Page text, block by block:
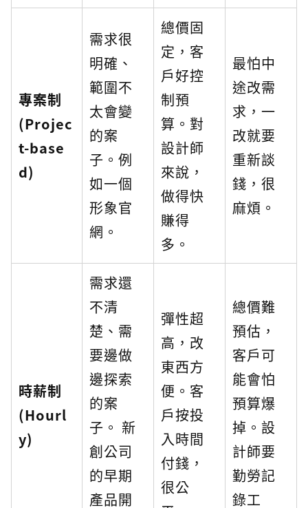
專案制
(Projec
t-base
d)
需求很
明確、
範圍不
太會變
的案
子。例
如一個
形象官
網。
總價固
定，客
戶好控
制預
算。對
設計師
來說，
做得快
賺得
多。
最怕中
途改需
求，一
改就要
重新談
錢，很
麻煩。
時薪制
(Hourl
y)
需求還
不清
楚、需
要邊做
邊探索
的案
子。 新
創公司
的早期
產品開
彈性超
高，改
東西方
便。客
戶按投
入時間
付錢，
很公
總價難
預估，
客戶可
能會怕
預算爆
掉。設
計師要
勤勞記
錄工